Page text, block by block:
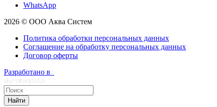
WhatsApp
2026 © ООО Аква Систем
Политика обработки персональных данных
Соглашение на обработку персональных данных
Договор оферты
Разработано в
Найти